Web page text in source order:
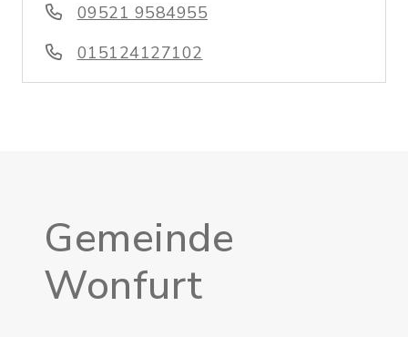
09521 9584955
015124127102
Gemeinde
Wonfurt